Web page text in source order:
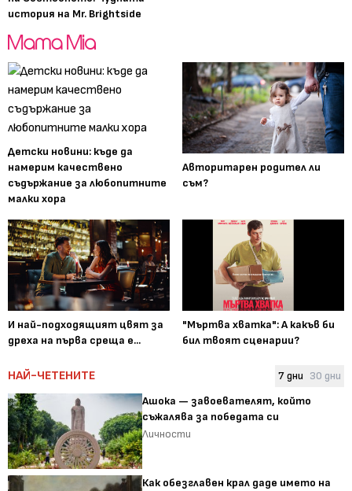
история на Mr. Brightside
Детски новини: къде да
намерим качествено
съдържание за любопитните
малки хора
Авторитарен родител ли
съм?
И най-подходящият цвят за
дреха на първа среща е...
"Мъртва хватка": А какъв би
бил твоят сценарии?
НАЙ-ЧЕТЕНИТЕ 7 дни 30 дни
Ашока — завоевателят, който
съжалява за победата си
Личности
Как обезглавен крал даде името на